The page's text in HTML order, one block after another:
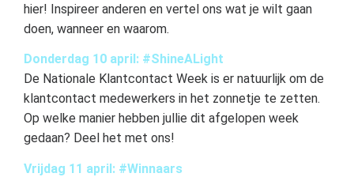
hier! Inspireer anderen en vertel ons wat je wilt gaan
doen, wanneer en waarom.
Donderdag 10 april: #ShineALight
De Nationale Klantcontact Week is er natuurlijk om de
klantcontact medewerkers in het zonnetje te zetten.
Op welke manier hebben jullie dit afgelopen week
gedaan? Deel het met ons!
Vrijdag 11 april: #Winnaars